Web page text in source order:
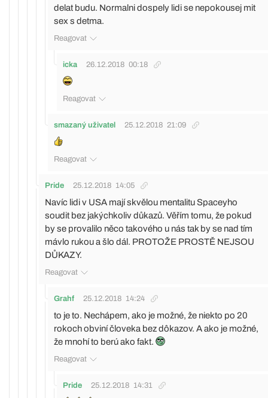
delat budu. Normalni dospely lidi se nepokousej mit
sex s detma.
Reagovat
icka 26.12.2018 00:18
Reagovat
smazaný uživatel 25.12.2018 21:09
Reagovat
Pride 25.12.2018 14:05
Navíc lidi v USA mají skvělou mentalitu Spaceyho
soudit bez jakýchkoliv důkazů. Věřím tomu, že pokud
by se provalilo něco takového u nás tak by se nad tím
mávlo rukou a šlo dál. PROTOŽE PROSTĚ NEJSOU
DŮKAZY.
Reagovat
Grahf 25.12.2018 14:24
to je to. Nechápem, ako je možné, že niekto po 20
rokoch obviní človeka bez dôkazov. A ako je možné,
že mnohí to berú ako fakt.
Reagovat
Pride 25.12.2018 14:31